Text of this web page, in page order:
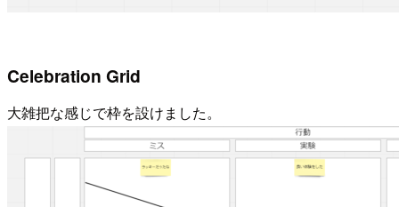
Celebration Grid
大雑把な感じで枠を設けました。